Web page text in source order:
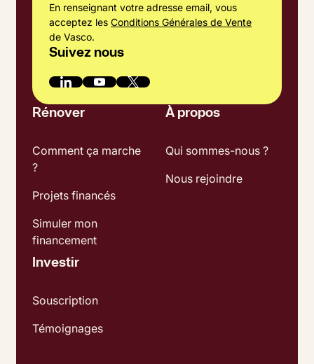
En renseignant votre adresse email, vous
acceptez les Conditions Générales de Vente
de Vasco.
Suivez nous
Rénover
Comment ça marche
?
Projets financés
Simuler mon
financement
Investir
Souscription
Témoignages
À propos
Qui sommes-nous ?
Nous rejoindre